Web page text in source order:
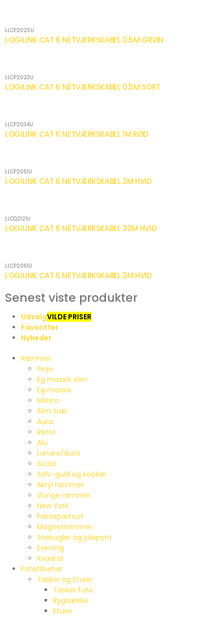
LLCP2025U
LOGILINK CAT 6 NETVÆRKSKABEL 0.5M GRØN
LLCP2023U
LOGILINK CAT 6 NETVÆRKSKABEL 0.5M SORT
LLCP2034U
LOGILINK CAT 6 NETVÆRKSKABEL 1M RØD
LLCP2051U
LOGILINK CAT 6 NETVÆRKSKABEL 2M HVID
LLCQ2121U
LOGILINK CAT 6 NETVÆRKSKABEL 30M HVID
LLCP2061U
LOGILINK CAT 6 NETVÆRKSKABEL 3M HVID
Senest viste produkter
UdsalgVILDE PRISER
Favoritter
Nyheder
Rammer
Pinjo
Eg massiv slim
Eg massiv
Milano
Slim træ
Aura
Retro
Alu
Lunaro/Aura
Sicilia
Sølv-guld og kobber
Akryl rammer
Øvrige rammer
New York
Passepartout
Magnetlommer
Snekugler og julepynt
Evening
Kvadrat
Fototilbehør
Tasker og Etuier
Tasker foto
Rygsække
Etuier